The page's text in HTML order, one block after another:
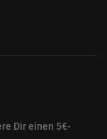
Dir einen 5€-